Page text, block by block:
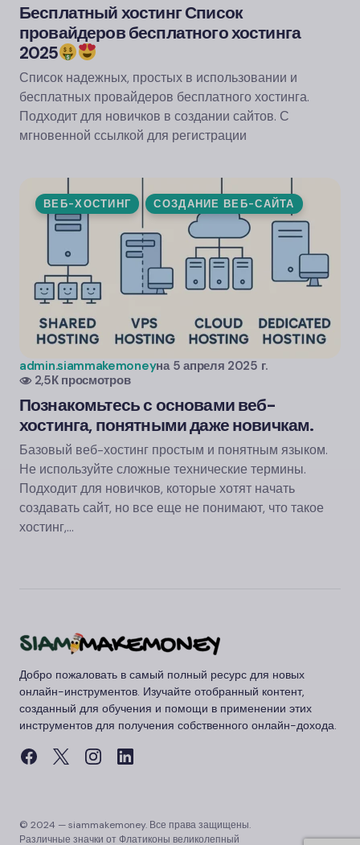
Бесплатный хостинг Список
провайдеров бесплатного хостинга
2025
Список надежных, простых в использовании и
бесплатных провайдеров бесплатного хостинга.
Подходит для новичков в создании сайтов. С
мгновенной ссылкой для регистрации
ВЕБ-ХОСТИНГ СОЗДАНИЕ ВЕБ-САЙТА
admin.siammakemoneyна 5 апреля 2025 г.
2,5К просмотров
Познакомьтесь с основами веб-
хостинга, понятными даже новичкам.
Базовый веб-хостинг простым и понятным языком.
Не используйте сложные технические термины.
Подходит для новичков, которые хотят начать
создавать сайт, но все еще не понимают, что такое
хостинг,…
Добро пожаловать в самый полный ресурс для новых
онлайн-инструментов. Изучайте отобранный контент,
созданный для обучения и помощи в применении этих
инструментов для получения собственного онлайн-дохода.
© 2024 — siammakemoney. Все права защищены.
Различные значки отФлатиконы великолепный